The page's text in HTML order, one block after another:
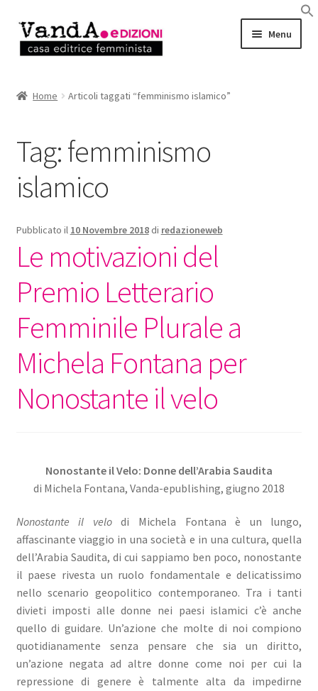
Vai
alla
Vai
al
Menu
AUTRICI e AUTORI
EVENTI
RASSEGNA STAMPA
CHI SIAMO
Home Articoli taggati “femminismo islamico”
Tag:femminismo
islamico
Pubblicato il 10 Novembre 2018 di redazioneweb
Le motivazioni del
Premio Letterario
Femminile Plurale a
Michela Fontana per
Nonostante il velo
Nonostante il Velo: Donne dell’Arabia Saudita
di Michela Fontana, Vanda-epublishing, giugno 2018
Nonostante il velodi Michela Fontana è un lungo,
affascinante viaggio in una società e in una cultura, quella
dell’Arabia Saudita, di cui sappiamo ben poco, nonostante
il paese rivesta un ruolo fondamentale e delicatissimo
nello scenario geopolitico contemporaneo. Tra i tanti
divieti imposti alle donne nei paesi islamici c’è anche
quello di guidare. Un’azione che molte di noi compiono
quotidianamente senza pensare che sia un diritto,
un’azione negata ad altre donne come noi per cui la
repressione di genere è talmente alta da impedirne